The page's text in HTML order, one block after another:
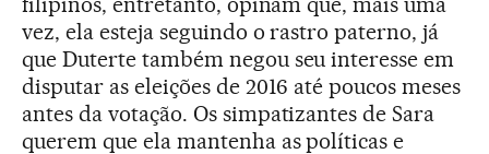
vez, ela esteja seguindo o rastro paterno, já
que Duterte também negou seu interesse em
disputar as eleições de 2016 até poucos meses
antes da votação. Os simpatizantes de Sara
querem que ela mantenha as políticas e